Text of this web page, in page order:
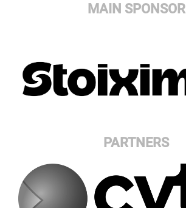
MAIN SPONSOR
PARTNERS